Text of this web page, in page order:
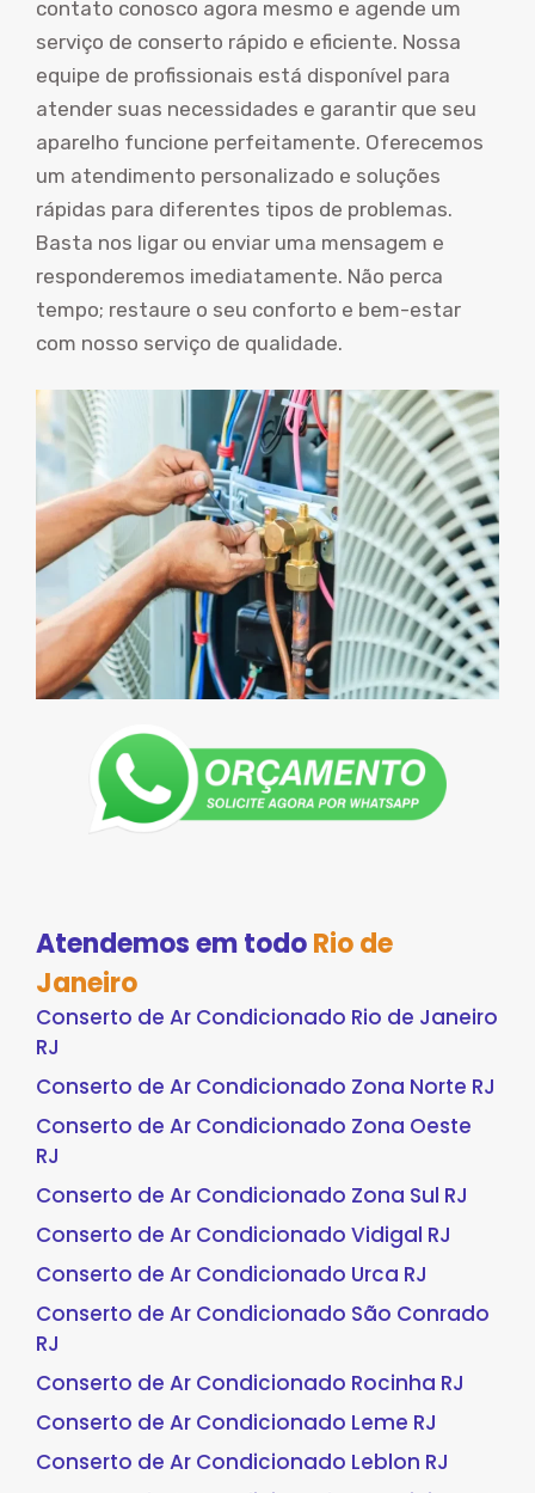
contato conosco agora mesmo e agende um
serviço de conserto rápido e eficiente. Nossa
equipe de profissionais está disponível para
atender suas necessidades e garantir que seu
aparelho funcione perfeitamente. Oferecemos
um atendimento personalizado e soluções
rápidas para diferentes tipos de problemas.
Basta nos ligar ou enviar uma mensagem e
responderemos imediatamente. Não perca
tempo; restaure o seu conforto e bem-estar
com nosso serviço de qualidade.
Atendemos em todoRio de
Janeiro
Conserto de Ar Condicionado Rio de Janeiro
RJ
Conserto de Ar Condicionado Zona Norte RJ
Conserto de Ar Condicionado Zona Oeste
RJ
Conserto de Ar Condicionado Zona Sul RJ
Conserto de Ar Condicionado Vidigal RJ
Conserto de Ar Condicionado Urca RJ
Conserto de Ar Condicionado São Conrado
RJ
Conserto de Ar Condicionado Rocinha RJ
Conserto de Ar Condicionado Leme RJ
Conserto de Ar Condicionado Leblon RJ